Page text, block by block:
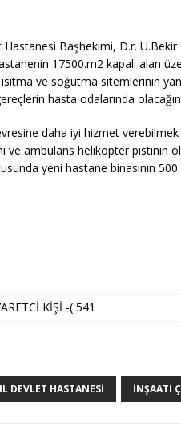
Başhekimi, D.r. U.Bekir
17500.m2 kapalı alan
ve soğutma sitemlerinin
hasta odalarında
daha iyi hizmet verebilmek
ve ambulans helikopter pistinin
yeni hastane binasının
KİŞİ -( 541
DEVLET HASTANESI İNŞAATI